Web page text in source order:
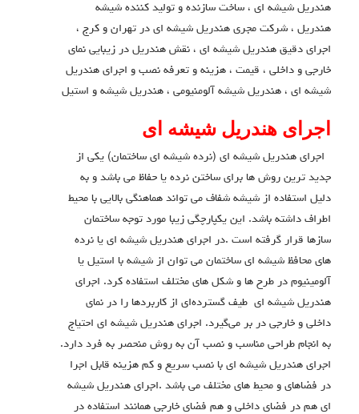
هندریل شیشه ای ، ساخت سازنده و تولید کننده شیشه
هندریل ، شرکت مجری هندریل شیشه ای در تهران و کرج ،
اجرای دقیق هندریل شیشه ای ، نقش هندریل در زیبایی نمای
خارجی و داخلی ، قیمت ، هزینه و تعرفه نصب و اجرای هندریل
شیشه ای ، هندریل شیشه آلومنیومی ، هندریل شیشه و استیل
اجرای هندریل شیشه ای
اجرای هندریل شیشه ای (نرده شیشه ای ساختمان) یکی از
جدید ترین روش ها برای ساختن نرده یا حفاظ می باشد و به
دلیل استفاده از شیشه شفاف می تواند هماهنگی بالایی با محیط
اطراف داشته باشد. این یکپارچگی زیبا مورد توجه ساختمان
سازها قرار گرفته است .در اجرای هندریل شیشه ای یا نرده
های محافظ شیشه ای ساختمان می توان از شیشه با استیل یا
آلومینیوم در طرح ها و شکل های مختلف استفاده کرد. اجرای
هندریل شیشه ای طیف گسترده‌ای از کاربردها را در نمای
داخلی و خارجی در بر می‌گیرد. اجرای هندریل شیشه ای احتیاج
به انجام طراحی مناسب و نصب آن به روش منحصر به فرد دارد.
اجرای هندریل شیشه ای با نصب سریع و کم هزینه قابل اجرا
در فضاهای و محیط های مختلف می باشد .اجرای هندریل شیشه
ای هم در فضای داخلی و هم فضای خارجی همانند استفاده در